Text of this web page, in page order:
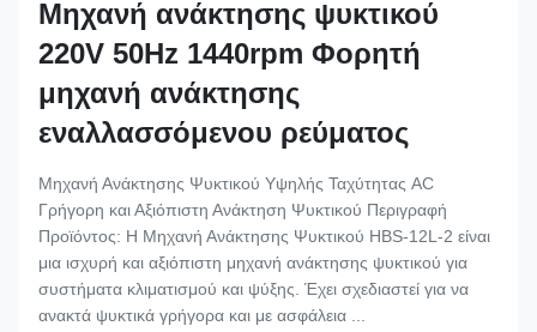
Μηχανή ανάκτησης ψυκτικού
220V 50Hz 1440rpm Φορητή
μηχανή ανάκτησης
εναλλασσόμενου ρεύματος
Μηχανή Ανάκτησης Ψυκτικού Υψηλής Ταχύτητας AC
Γρήγορη και Αξιόπιστη Ανάκτηση Ψυκτικού Περιγραφή
Προϊόντος: Η Μηχανή Ανάκτησης Ψυκτικού HBS-12L-2 είναι
μια ισχυρή και αξιόπιστη μηχανή ανάκτησης ψυκτικού για
συστήματα κλιματισμού και ψύξης. Έχει σχεδιαστεί για να
ανακτά ψυκτικά γρήγορα και με ασφάλεια ...